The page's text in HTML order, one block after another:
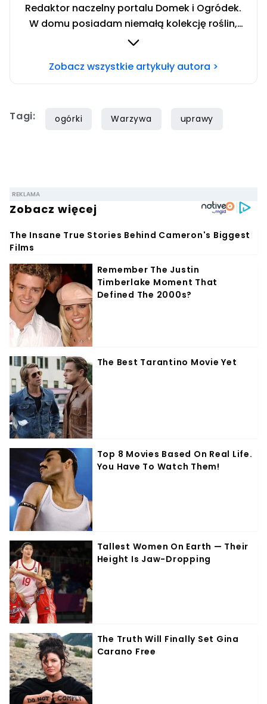
Redaktor naczelny portalu Domek i Ogródek.
W domu posiadam niemałą kolekcję roślin,
którą można nazwać dżunglą. Uwielbiam
Prywatnie fan fantastyki, muzyki rockowej, a
mnie wiadomość na
Zobacz wszystkie artykuły autora >
Tagi: ogórki Warzywa uprawy